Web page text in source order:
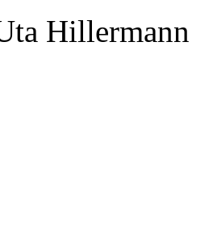
Hillermann